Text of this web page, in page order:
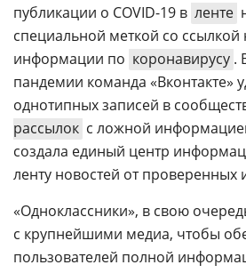
публикации о COVID-19 в ленте
специальной меткой со
информации по коронавирусу .
пандемии команда «Вконтакте»
однотипных записей в
рассылок с ложной
создала единый центр
ленту новостей от проверенных
«Одноклассники», в свою
с крупнейшими медиа, чтобы
пользователей полной